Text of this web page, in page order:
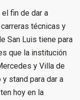
fin de dar a
técnicas y
San Luis tiene para
que la institución
y Villa de
stand para dar a
hoy en la